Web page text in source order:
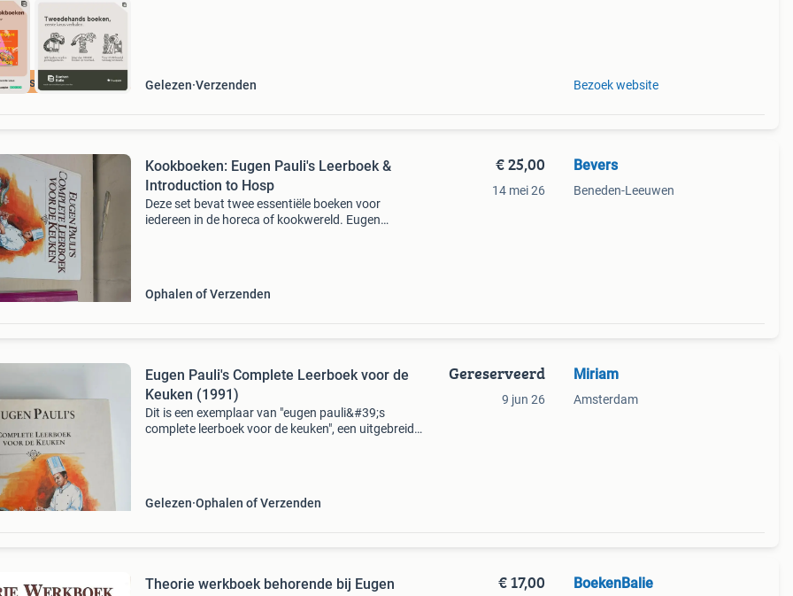
prijs Gelezen Verzenden Bezoek website
Kookboeken: Eugen Pauli's Leerboek &
Introduction to Hosp
Deze set bevat twee essentiële boeken voor
iedereen in de horeca of kookwereld. Eugen
Ophalen of Verzenden
€ 25,00
14 mei 26
Bevers
Beneden-Leeuwen
Eugen Pauli's Complete Leerboek voor de
Keuken (1991)
Dit is een exemplaar van "eugen pauli&#39;s
complete leerboek voor de keuken", een uitgebreid
Gelezen Ophalen of Verzenden
Gereserveerd
9 jun 26
Miriam
Amsterdam
Theorie werkboek behorende bij Eugen
€ 17,00 BoekenBalie